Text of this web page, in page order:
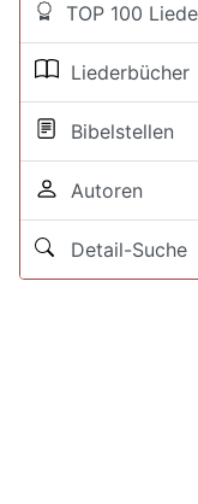
TOP 100
Liederbücher
Bibelstellen
Autoren
Detail-Suche